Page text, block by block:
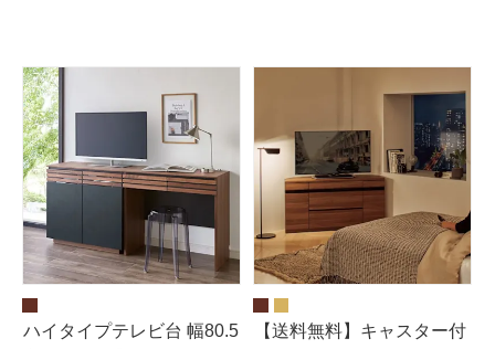
ハイタイプテレビ台 幅80.5
【送料無料】キャスター付